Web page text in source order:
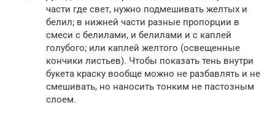
части где свет, нужно подмешивать желтых и
белил; в нижней части разные пропорции в
смеси с белилами, и белилами и с каплей
голубого; или каплей желтого (освещенные
кончики листьев). Чтобы показать тень внутри
букета краску вообще можно не разбавлять и не
смешивать, но наносить тонким не пастозным
слоем.